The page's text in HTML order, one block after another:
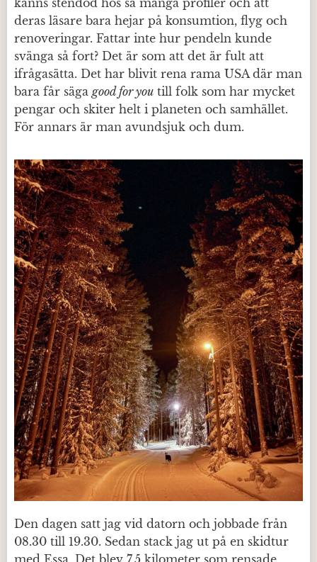
deras läsare bara hejar på konsumtion, flyg och
renoveringar. Fattar inte hur pendeln kunde
svänga så fort? Det är som att det är fult att
ifrågasätta. Det har blivit rena rama USA där man
bara får säga good for you till folk som har mycket
pengar och skiter helt i planeten och samhället.
För annars är man avundsjuk och dum.
Den dagen satt jag vid datorn och jobbade från
08.30 till 19.30. Sedan stack jag ut på en skidtur
med Essa. Det blev 7,5 kilometer som rensade